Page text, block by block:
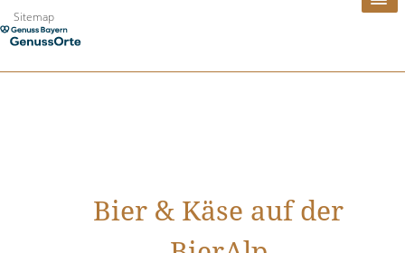
Zum
Inhalt
Sitemap
Bier & Käse auf der